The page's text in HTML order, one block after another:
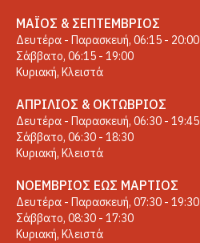
ΜΆΙΟΣ & ΣΕΠΤΈΜΒΡΙΟΣ
Δευτέρα - Παρασκευή, 06:15 - 20:00
Σάββατο, 06:15 - 19:00
Κυριακή, Κλειστά
ΑΠΡΊΛΙΟΣ & ΟΚΤΏΒΡΙΟΣ
Δευτέρα - Παρασκευή, 06:30 - 19:45
Σάββατο, 06:30 - 18:30
Κυριακή, Κλειστά
ΝΟΈΜΒΡΙΟΣ ΈΩΣ ΜΆΡΤΙΟΣ
Δευτέρα - Παρασκευή, 07:30 - 19:30
Σάββατο, 08:30 - 17:30
Κυριακή, Κλειστά